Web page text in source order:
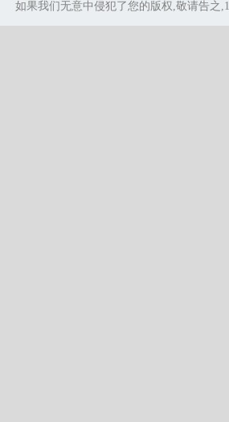
如果我们无意中侵犯了您的版权,敬请告之